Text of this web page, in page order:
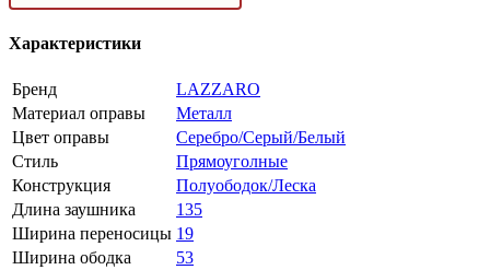
Характеристики
Бренд
LAZZARO
Материал оправы
Металл
Цвет оправы
Серебро/Серый/Белый
Стиль
Прямоуголные
Конструкция
Полуободок/Леска
Длина заушника
135
Ширина переносицы 19
Ширина ободка
53